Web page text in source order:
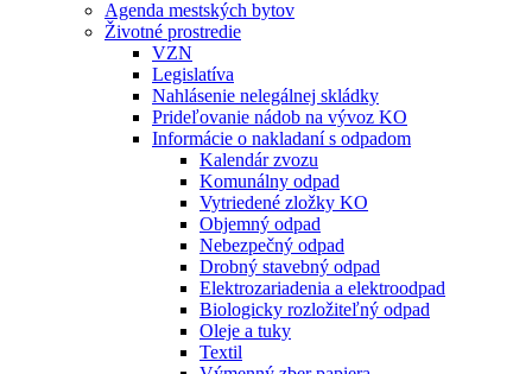
Agenda mestských bytov
Životné prostredie
VZN
Legislatíva
Nahlásenie nelegálnej skládky
Prideľovanie nádob na vývoz KO
Informácie o nakladaní s odpadom
Kalendár zvozu
Komunálny odpad
Vytriedené zložky KO
Objemný odpad
Nebezpečný odpad
Drobný stavebný odpad
Elektrozariadenia a elektroodpad
Biologicky rozložiteľný odpad
Oleje a tuky
Textil